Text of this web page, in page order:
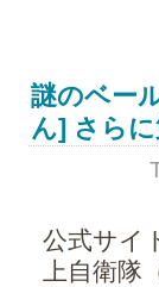
謎のベー
ん] さら
公式サイ
上自衛